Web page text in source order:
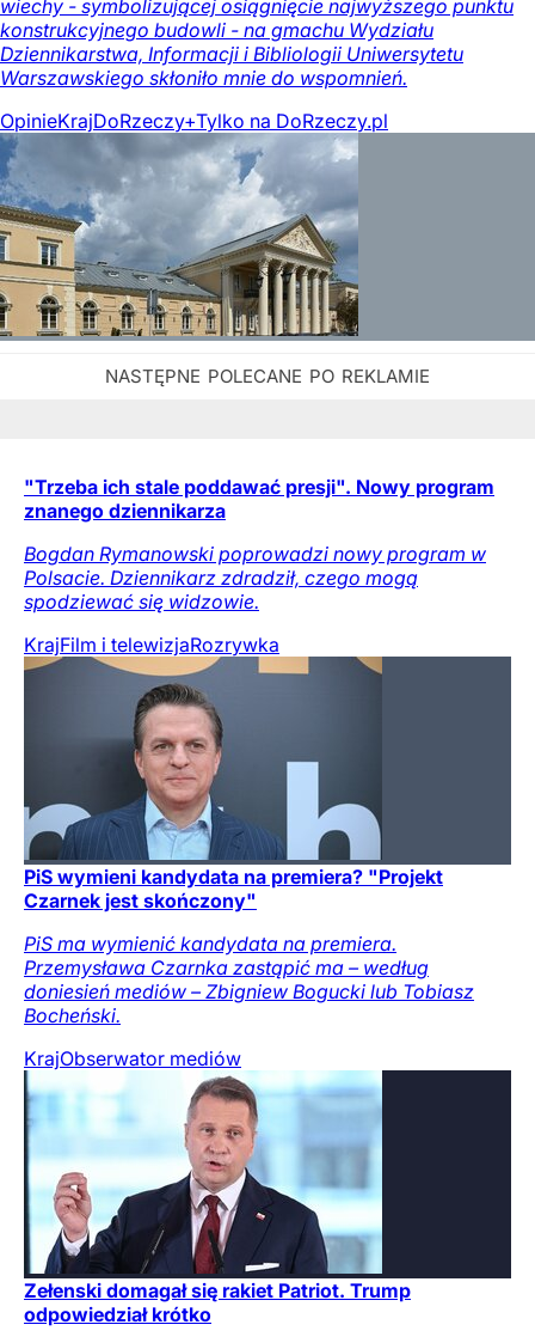
wiechy - symbolizującej osiągnięcie najwyższego punktu
konstrukcyjnego budowli - na gmachu Wydziału
Dziennikarstwa, Informacji i Bibliologii Uniwersytetu
Warszawskiego skłoniło mnie do wspomnień.
OpinieKrajDoRzeczy+Tylko na DoRzeczy.pl
"Trzeba ich stale poddawać presji". Nowy program
znanego dziennikarza
Bogdan Rymanowski poprowadzi nowy program w
Polsacie. Dziennikarz zdradził, czego mogą
spodziewać się widzowie.
KrajFilm i telewizjaRozrywka
PiS wymieni kandydata na premiera? "Projekt
Czarnek jest skończony"
PiS ma wymienić kandydata na premiera.
Przemysława Czarnka zastąpić ma – według
doniesień mediów – Zbigniew Bogucki lub Tobiasz
Bocheński.
KrajObserwator mediów
Zełenski domagał się rakiet Patriot. Trump
odpowiedział krótko